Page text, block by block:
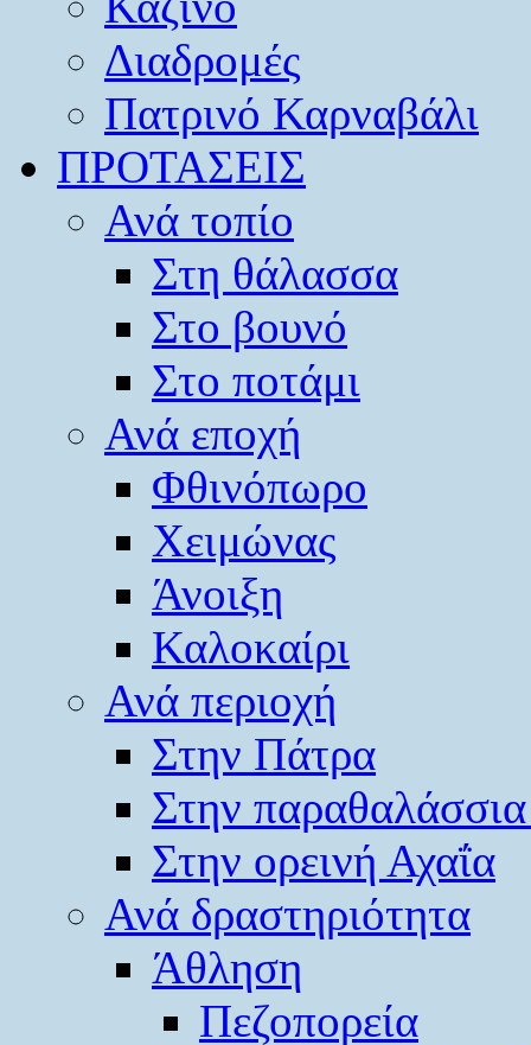
Διαδρομές
Πατρινό Καρναβάλι
ΠΡΟΤΑΣΕΙΣ
Ανά τοπίο
Στη θάλασσα
Στο βουνό
Στο ποτάμι
Ανά εποχή
Φθινόπωρο
Χειμώνας
Άνοιξη
Καλοκαίρι
Ανά περιοχή
Στην Πάτρα
Στην
Στην ορεινή Αχαΐα
Ανά δραστηριότητα
Άθληση
Πεζοπορεία